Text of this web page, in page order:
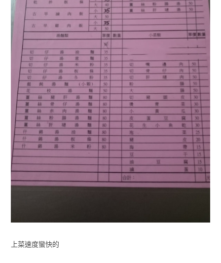
上菜速度蠻快的